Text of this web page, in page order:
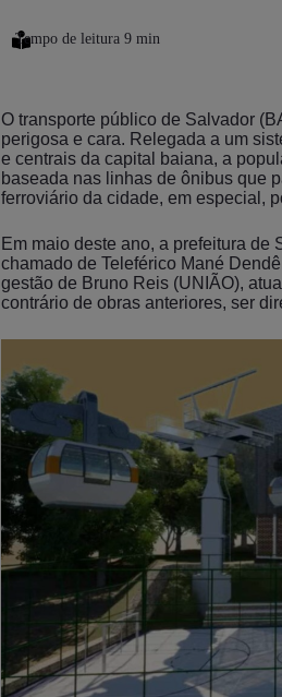
O transporte público de Salvador
perigosa e cara. Relegada a um
e centrais da capital baiana, a
baseada nas linhas de ônibus que
ferroviário da cidade, em especial,
Em maio deste ano, a prefeitura
chamado de Teleférico Mané
gestão de Bruno Reis (UNIÃO),
contrário de obras anteriores, ser